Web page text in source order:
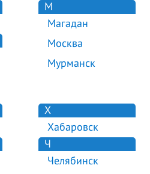
М
Магадан
Москва
Мурманск
Х
Хабаровск
Ч
Челябинск